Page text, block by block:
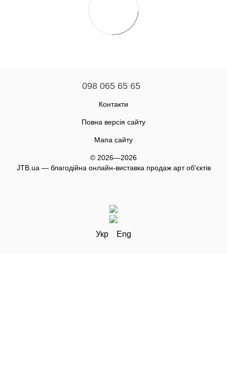
098 065 65 65
Контакти
Повна версія сайту
Мапа сайту
© 2026—2026
JTB.ua — благодійна онлайн-виставка продаж арт об'єктів
Укр Eng